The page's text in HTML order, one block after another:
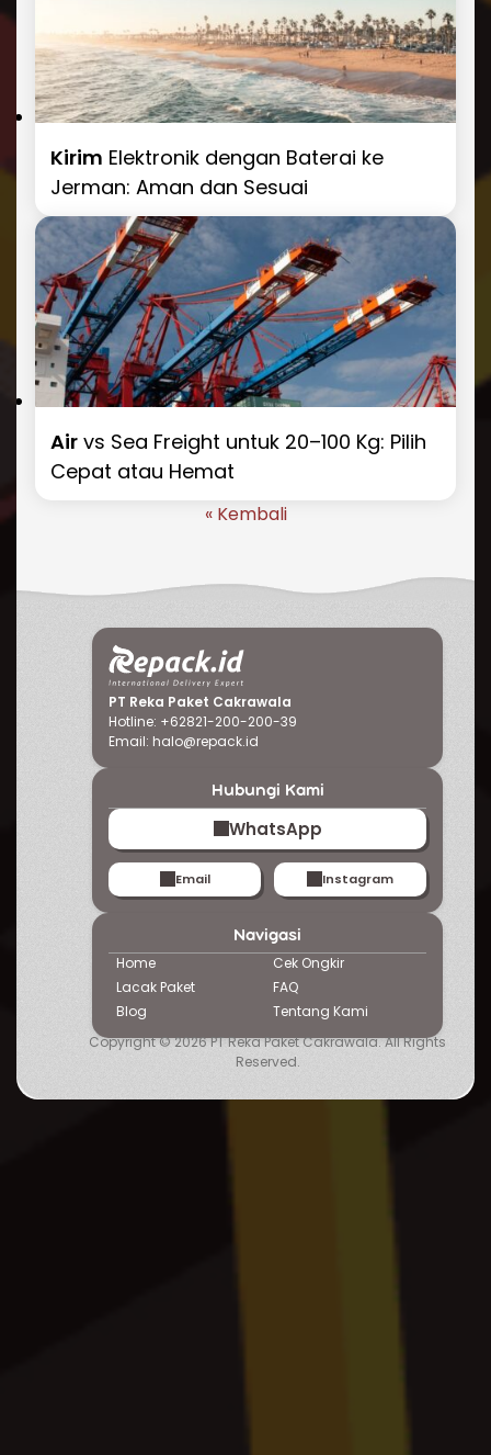
Kirim Elektronik dengan Baterai ke
Jerman: Aman dan Sesuai
Air vs Sea Freight untuk 20–100 Kg: Pilih
Cepat atau Hemat
« Kembali
PT Reka Paket Cakrawala
Hotline: +62821-200-200-39
Email: halo@repack.id
Hubungi Kami
WhatsApp
Email Instagram
Navigasi
Home
Cek Ongkir
Lacak Paket
FAQ
Blog
Tentang Kami
Copyright © 2026 PT Reka Paket Cakrawala. All Rights
Reserved.